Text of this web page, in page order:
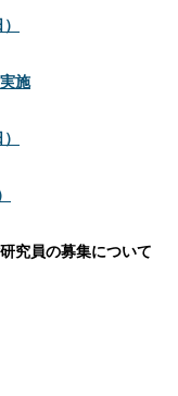
施
究員の募集について